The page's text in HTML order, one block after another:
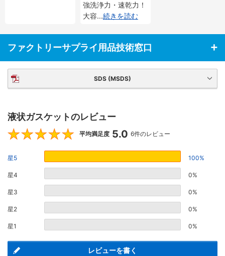
強洗浄力・速乾力！
大容...続きを読む
ファクトリーサプライ用品技術窓口
SDS (MSDS)
液状ガスケットのレビュー
5
平均満足度 5.0 6件のレビュー
星5 100%
星4 0%
星3 0%
星2 0%
星1 0%
レビューを書く